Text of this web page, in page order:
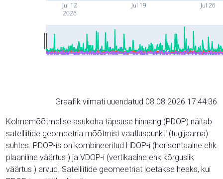
Jul 12
2026
Jul 19 Jul 26
Graafik viimati uuendatud 08.08.2026 17:44:36
Kolmemõõtmelise asukoha täpsuse hinnang (PDOP) näitab
satelliitide geomeetria mõõtmist vaatluspunkti (tugijaama)
suhtes. PDOP-is on kombineeritud HDOP-i (horisontaalne ehk
plaaniline väärtus ) ja VDOP-i (vertikaalne ehk kõrguslik
väärtus ) arvud. Satelliitide geomeetriat loetakse heaks, kui